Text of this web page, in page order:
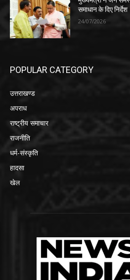
समाधान के दिए निर्देश
24/07/2026
POPULAR CATEGORY
उत्तराखण्ड
अपराध
राष्ट्रीय समाचार
राजनीति
धर्म-संस्कृति
हादसा
खेल